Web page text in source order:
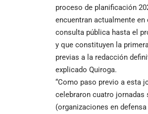
proceso de planificación
encuentran actualmente en
consulta pública hasta el
y que constituyen la
previas a la redacción
explicado Quiroga.
“Como paso previo a esta
celebraron cuatro jornadas
(organizaciones en